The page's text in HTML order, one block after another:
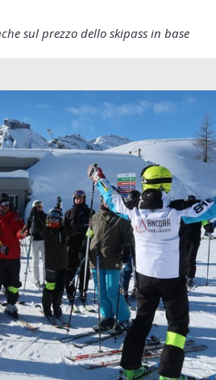
sul prezzo dello skipass in base